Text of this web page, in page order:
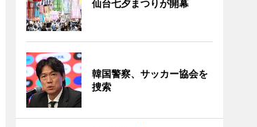
仙台七夕まつりが開幕
韓国警察、サッカー協会を
捜索